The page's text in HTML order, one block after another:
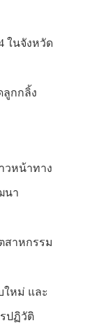
ในจังหวัด
ลูกกลิ้ง
วหน้าทาง
นา
สาหกรรม
หม่ และ
ปฏิวัติ